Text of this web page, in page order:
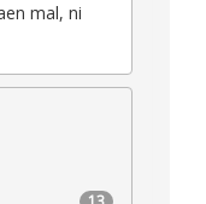
mal, ni